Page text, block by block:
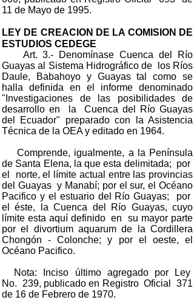
11 de Mayo de 1995.
LEY DE CREACION DE LA COMISION DE
ESTUDIOS CEDEGE
Art. 3.- Denomínase Cuenca del Río
Guayas al Sistema Hidrográfico de los Ríos
Daule, Babahoyo y Guayas tal como se
halla definida en el informe denominado
"Investigaciones de las posibilidades de
desarrollo en la Cuenca del Río Guayas
del Ecuador" preparado con la Asistencia
Técnica de la OEA y editado en 1964.
Comprende, igualmente, a la Península
de Santa Elena, la que esta delimitada; por
el norte, el límite actual entre las provincias
del Guayas y Manabí; por el sur, el Océano
Pacifico y el estuario del Río Guayas; por
el éste, la Cuenca del Río Guayas, cuyo
límite esta aquí definido en su mayor parte
por el divortium aquarum de la Cordillera
Chongón - Colonche; y por el oeste, el
Océano Pacifico.
Nota: Inciso último agregado por Ley
No. 239, publicado en Registro Oficial 371
de 16 de Febrero de 1970.